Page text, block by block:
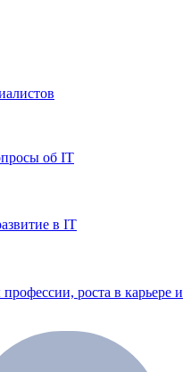
об IT
в IT
роста в карьере и